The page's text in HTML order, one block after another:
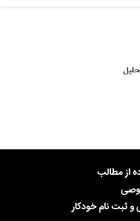
از مطالب
ثبت نام خودکار